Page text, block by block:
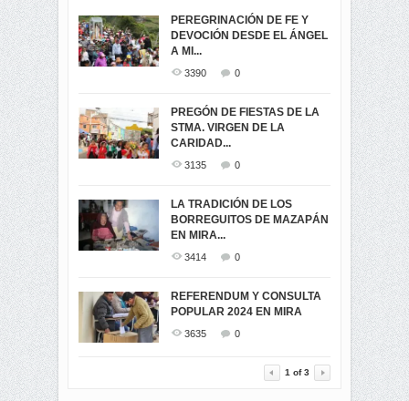
PEREGRINACIÓN DE FE Y
DEVOCIÓN DESDE EL ÁNGEL
A MI...
3390 0
PREGÓN DE FIESTAS DE LA
STMA. VIRGEN DE LA
CARIDAD...
3135 0
LA TRADICIÓN DE LOS
BORREGUITOS DE MAZAPÁN
EN MIRA...
3414 0
REFERENDUM Y CONSULTA
POPULAR 2024 EN MIRA
3635 0
PROCESIÓN DE LA VIRGEN
DE LA CARIDAD 2024
3061
-ENCENDIDO DEL ARBOL DE
...
MIRA
3439
TRIUNFO DE...
SEGUNDA VUELTA
ELECCIONES
PRESIDENCIALES 2023 EN
M...
ELECCION CRUCIAL:
SEGUNDA VUELTA
PRESIDENCIAL EL 1...
VIRTUALES ASAMBLEISTAS
POR LA PROVINCIA DEL
CARCHI...
MIRA.EC FUE
GALARDONADA
1 of3